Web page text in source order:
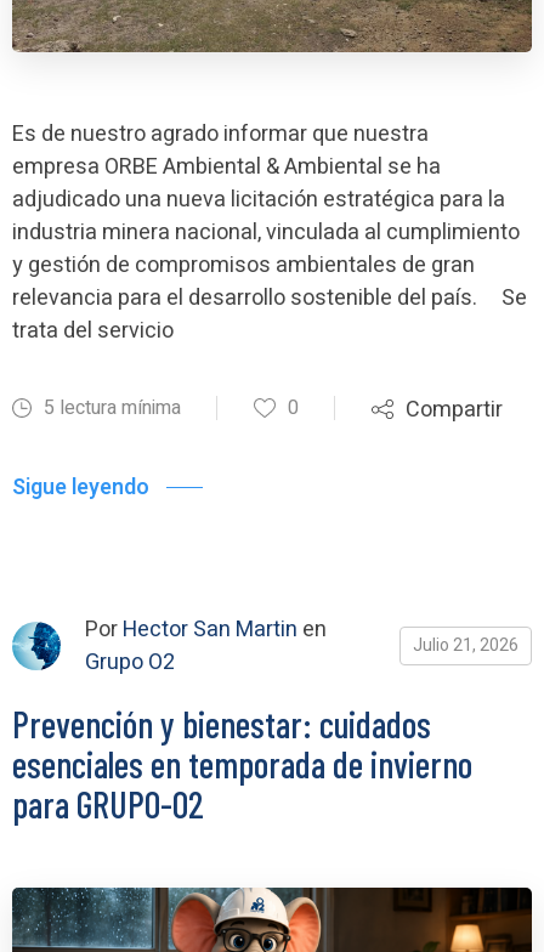
Es de nuestro agrado informar que nuestra
empresa ORBE Ambiental & Ambiental se ha
adjudicado una nueva licitación estratégica para la
industria minera nacional, vinculada al cumplimiento
y gestión de compromisos ambientales de gran
relevancia para el desarrollo sostenible del país. Se
trata del servicio
5 lectura mínima 0 Compartir
Sigue leyendo
PorHector San Martin en
Grupo O2
Julio 21, 2026
Prevención y bienestar: cuidados
esenciales en temporada de invierno
para GRUPO-O2